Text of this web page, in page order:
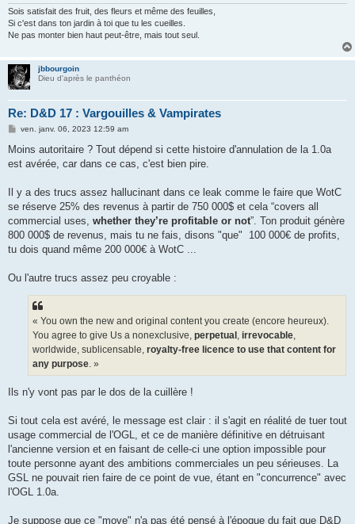
Sois satisfait des fruit, des fleurs et même des feuilles,
Si c'est dans ton jardin à toi que tu les cueilles.
Ne pas monter bien haut peut-être, mais tout seul.
jbbourgoin
Dieu d'après le panthéon
Re: D&D 17 : Vargouilles & Vampirates
M
s
a
ven. janv. 06, 2023 12:59 am
Moins autoritaire ? Tout dépend si cette histoire d'annulation de la 1.0a
est avérée, car dans ce cas, c'est bien pire.
Il y a des trucs assez hallucinant dans ce leak comme le faire que WotC
se réserve 25% des revenus à partir de 750 000$ et cela “covers all
commercial uses, whether they’re profitable or not”. Ton produit génère
800 000$ de revenus, mais tu ne fais, disons "que" 100 000€ de profits,
tu dois quand même 200 000€ à WotC ...
Ou l'autre trucs assez peu croyable :
« You own the new and original content you create (encore heureux).
You agree to give Us a nonexclusive, perpetual , irrevocable,
worldwide, sublicensable, royalty-free licence to use that content for
any purpose. »
Ils n'y vont pas par le dos de la cuillère !
Si tout cela est avéré, le message est clair : il s'agit en réalité de tuer tout
usage commercial de l'OGL, et ce de manière définitive en détruisant
l'ancienne version et en faisant de celle-ci une option impossible pour
toute personne ayant des ambitions commerciales un peu sérieuses. La
GSL ne pouvait rien faire de ce point de vue, étant en "concurrence" avec
l'OGL 1.0a.
Je suppose que ce "move" n'a pas été pensé à l'époque du fait que D&D